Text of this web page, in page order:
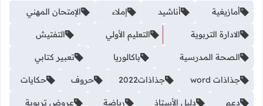
أمازيغية أناشيد إملاء الإمتحان المهني
الادارة التربوية التعليم الأولي التفتيش
الصحة المدرسية باكالوريا تعبير كتابي
جذاذات word جذاذات2022 حروف حكايات
دعم دليل الأستاذ رياضة عروض تربوية